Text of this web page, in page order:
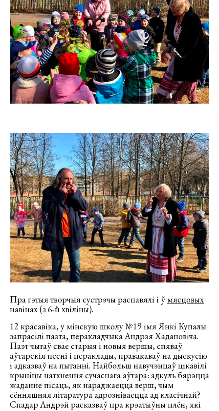
Пра гэтыя творчыя сустрэчы распавялі і ўмясцовых
навінах(з 6-й хвіліны).
12 красавіка, у мінскую школу №19 імя Янкі Купалы
запрасілі паэта, перакладчыка Андрэя Хадановіча.
Паэт чытаў свае старыя і новыя вершы, спяваў
аўтарскія песні і пераклады, правакаваў на дыскусію
і адказваў на пытанні. Найбольш навучэнцаў цікавілі
крыніцы натхнення сучаснага аўтара: адкуль бярэцца
жаданне пісаць, як нараджаецца верш, чым
сённяшняя літаратура адрозніваецца ад класічнай?
Спадар Андрэй расказваў пра крэатыўны плён, які